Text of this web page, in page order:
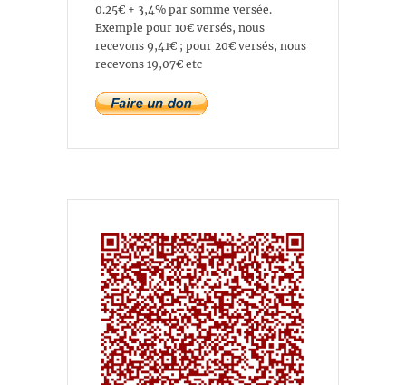
0.25€ + 3,4% par somme versée.
Exemple pour 10€ versés, nous
recevons 9,41€ ; pour 20€ versés, nous
recevons 19,07€ etc